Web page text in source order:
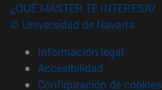
¿QUÉ MÁSTER TE INTERESA?
© Universidad de Navarra
Información legal
Accesibilidad
Configuración de cookies